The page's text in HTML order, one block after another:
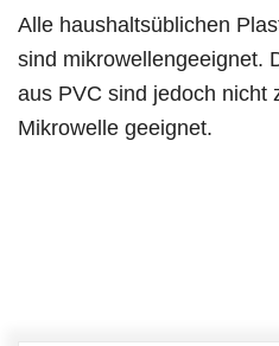
Alle haushaltsüblichen
sind mikrowellengeeignet.
aus PVC sind jedoch nicht
Mikrowelle geeignet.